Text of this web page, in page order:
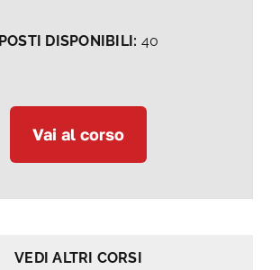
POSTI DISPONIBILI: 40
Vai al corso
VEDI ALTRI CORSI